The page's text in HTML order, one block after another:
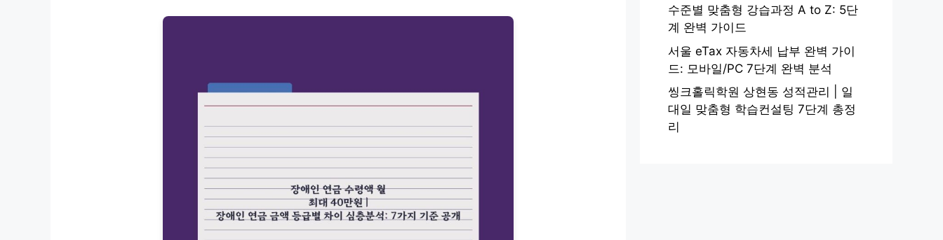
수준별 맞춤형 강습과정 A to Z: 5단
계 완벽 가이드
서울 eTax 자동차세 납부 완벽 가이
드: 모바일/PC 7단계 완벽 분석
씽크홀릭학원 상현동 성적관리 | 일
대일 맞춤형 학습컨설팅 7단계 총정
리